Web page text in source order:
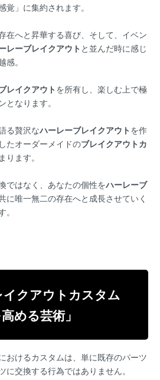
覚」に集約されます。
在へと昇華する喜び、そして、イベン
レーブレイクアウト と並んだ時に感じ
。
レイクアウト を所有し、楽しむ上で極
なります。
る贅沢なハーレーブレイクアウト を作
たオーダーメイドのブレイクアウトカ
ります。
ではなく、あなたの個性をハーレーブ
に唯一無二の存在へと成長させていく
イクアウトカスタム
める芸術」
おけるカスタムは、単に既存のパーツ
に交換する行為ではありません。